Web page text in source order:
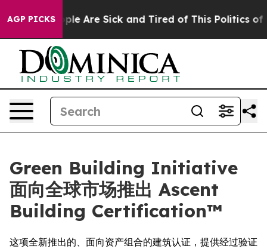
AGP PICKS
“People Are Sick and Tired of This Politics of
Green Building Initiative
面向全球市场推出 Ascent
Building Certification™
这项全新推出的、面向资产组合的建筑认证，提供经过验证